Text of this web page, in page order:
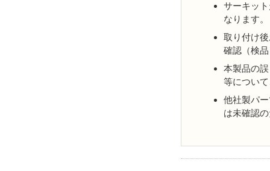
サーキッ
なります。
取り付け
確認（検
本製品の
等につい
他社製パ
は未確認